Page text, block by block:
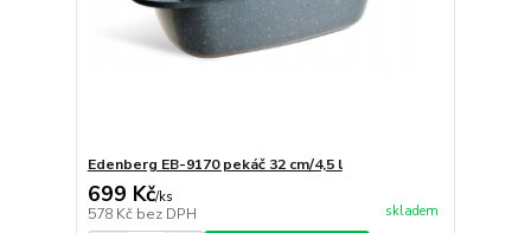
Edenberg EB-9170 pekáč 32 cm/4,5 l
699 Kč/ks
578 Kč bez DPH skladem